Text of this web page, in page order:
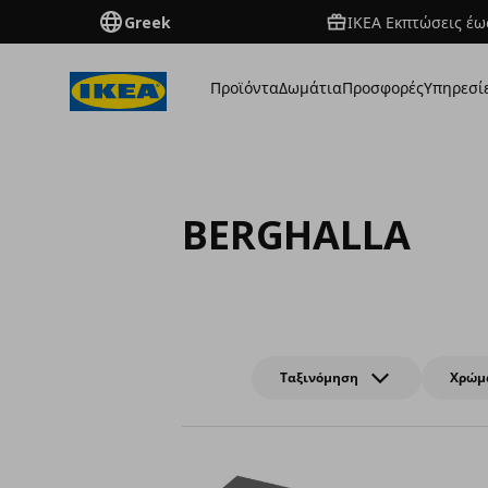
Greek ΙΚΕΑ Εκπτώσεις
ΠροϊόνταΔωμάτιαΠροσφορές
BERGHALLA
Ταξινόμηση